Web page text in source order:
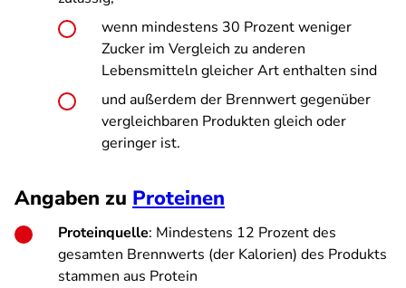
wenn mindestens 30 Prozent weniger
Zucker im Vergleich zu anderen
Lebensmitteln gleicher Art enthalten sind
und außerdem der Brennwert gegenüber
vergleichbaren Produkten gleich oder
geringer ist.
Angaben zu Proteinen
Proteinquelle: Mindestens 12 Prozent des
gesamten Brennwerts (der Kalorien) des Produkts
stammen aus Protein